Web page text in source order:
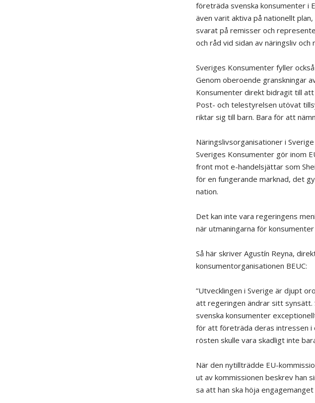
företräda svenska konsumenter i
även varit aktiva på nationellt
svarat på remisser och
och råd vid sidan av näringsliv och
Sveriges Konsumenter fyller
Genom oberoende granskningar
Konsumenter direkt bidragit till
Post- och telestyrelsen utövat
riktar sig till barn. Bara för att
Näringslivsorganisationer i
Sveriges Konsumenter gör inom
front mot e-handelsjättar som
för en fungerande marknad, det
nation.
Det kan inte vara regeringens
när utmaningarna för
Så här skriver Agustín Reyna,
konsumentorganisationen BEUC:
”Utvecklingen i Sverige är djupt
att regeringen ändrar sitt synsätt.
svenska konsumenter
för att företräda deras intressen i
rösten skulle vara skadligt inte
När den nytillträdde EU-
ut av kommissionen beskrev han
sa att han ska höja